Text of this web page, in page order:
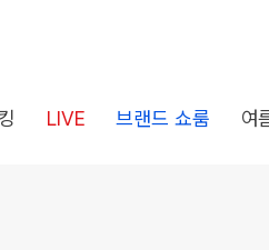
LIVE 브랜드 쇼룸 여